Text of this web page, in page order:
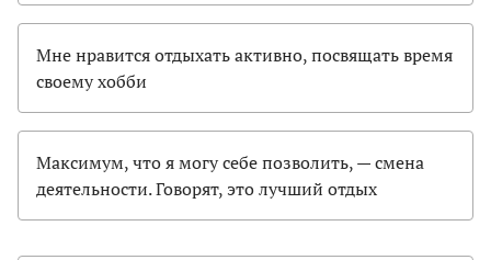
Мне нравится отдыхать активно, посвящать время
своему хобби
Максимум, что я могу себе позволить, — смена
деятельности. Говорят, это лучший отдых